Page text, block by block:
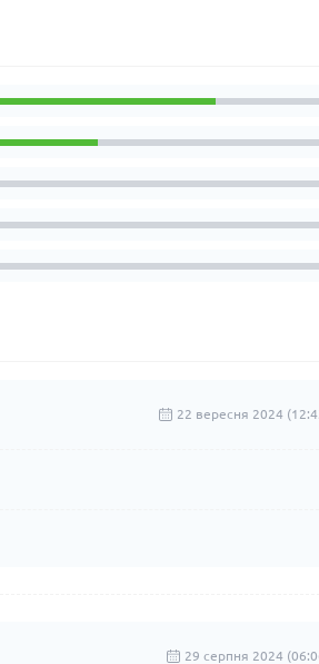
22 вересня 2024
29 серпня 2024